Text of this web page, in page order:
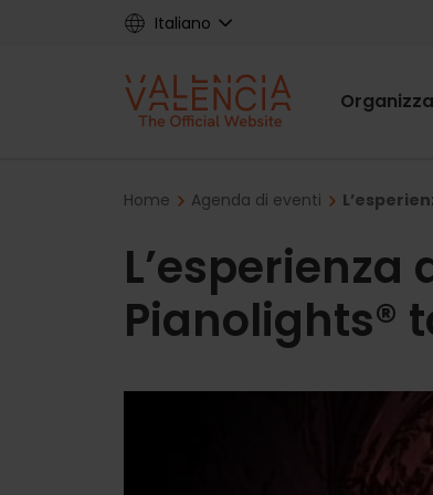
Italiano
Main
Organizza
Breadcrumb
Home Agenda di eventi
Pianolights®